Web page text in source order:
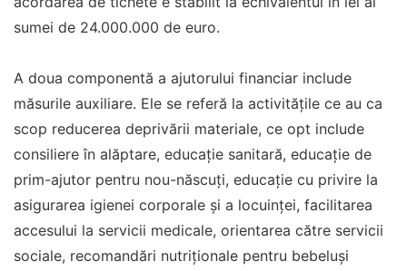
sumei de 24.000.000 de euro.
A doua componentă a ajutorului financiar include
măsurile auxiliare. Ele se referă la activitățile ce au ca
scop reducerea deprivării materiale, ce opt include
consiliere în alăptare, educație sanitară, educație de
prim-ajutor pentru nou-născuți, educație cu privire la
asigurarea igienei corporale și a locuinței, facilitarea
accesului la servicii medicale, orientarea către servicii
sociale, recomandări nutriționale pentru bebeluși